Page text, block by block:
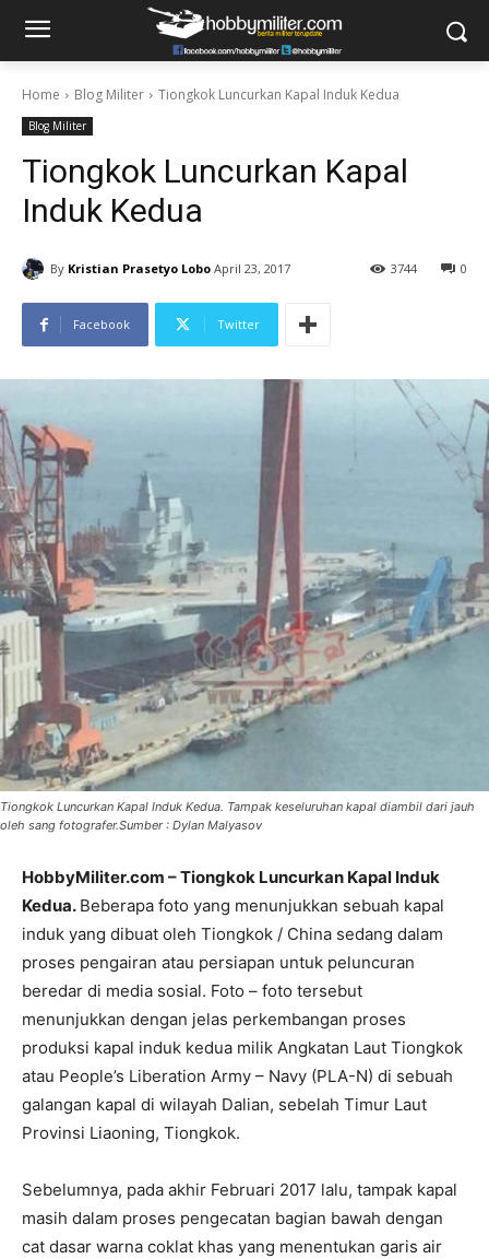
Home Blog Militer Tiongkok Luncurkan Kapal Induk Kedua
Blog Militer
Tiongkok Luncurkan Kapal
Induk Kedua
By Kristian Prasetyo Lobo April 23, 2017 0
3744
Facebook Twitter
Tiongkok Luncurkan Kapal Induk Kedua. Tampak keseluruhan kapal diambil dari jauh
oleh sang fotografer.Sumber : Dylan Malyasov
HobbyMiliter.com – Tiongkok Luncurkan Kapal Induk
Kedua. Beberapa foto yang menunjukkan sebuah kapal
induk yang dibuat oleh Tiongkok / China sedang dalam
proses pengairan atau persiapan untuk peluncuran
beredar di media sosial. Foto – foto tersebut
menunjukkan dengan jelas perkembangan proses
produksi kapal induk kedua milik Angkatan Laut Tiongkok
atau People’s Liberation Army – Navy (PLA-N) di sebuah
galangan kapal di wilayah Dalian, sebelah Timur Laut
Provinsi Liaoning, Tiongkok.
Sebelumnya, pada akhir Februari 2017 lalu, tampak kapal
masih dalam proses pengecatan bagian bawah dengan
cat dasar warna coklat khas yang menentukan garis air